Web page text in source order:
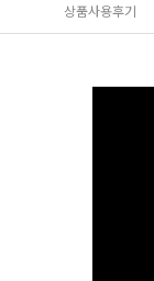
상품사용후기